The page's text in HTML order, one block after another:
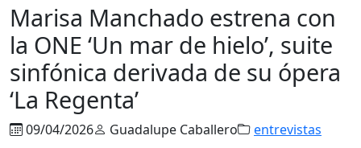
Marisa Manchado estrena con
la ONE ‘Un mar de hielo’, suite
sinfónica derivada de su ópera
‘La Regenta’
09/04/2026 Guadalupe Caballero entrevistas